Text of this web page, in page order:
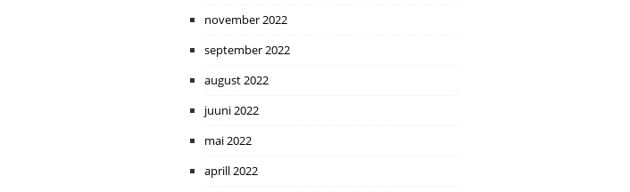
november 2022
september 2022
august 2022
juuni 2022
mai 2022
aprill 2022